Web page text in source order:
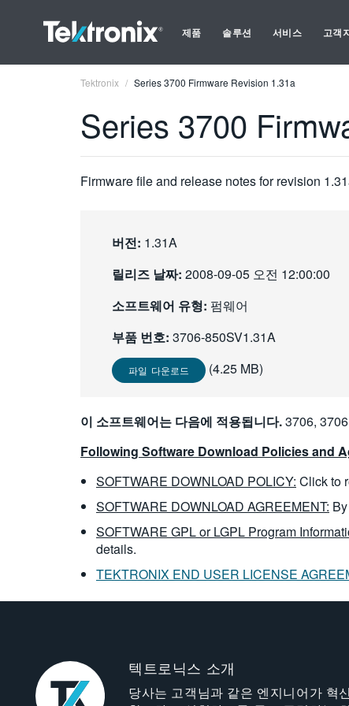
제품 솔루션 서비스 고객
Tektronix Series 3700 Firmware Revision 1.31a
Series 3700
Firmware file and release notes for revision
버전: 1.31A
릴리즈 날짜: 2008-09-05 오전 12:00:00
소프트웨어 유형: 펌웨어
부품 번호: 3706-850SV1.31A
파일 다운로드 (4.25 MB)
이 소프트웨어는 다음에 적용됩니다.3706,
Following Software Download Policies and
SOFTWARE DOWNLOAD POLICY: Click to
SOFTWARE DOWNLOAD AGREEMENT:
SOFTWARE GPL or LGPL Program
details.
TEKTRONIX END USER LICENSE
텍트로닉스 소개
당사는 고객님과 같은 엔지니어가 혁